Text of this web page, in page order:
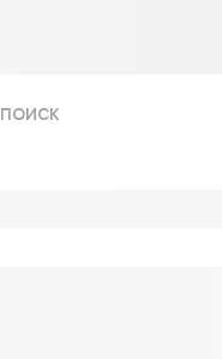
поиск